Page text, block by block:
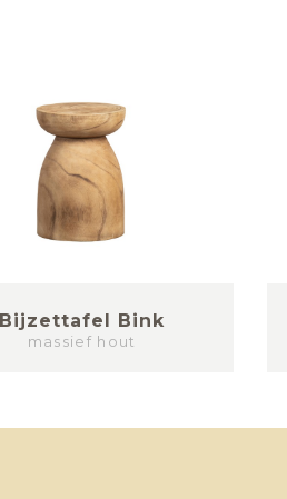
Bijzettafel Bink
massief hout